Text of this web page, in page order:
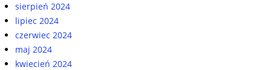
sierpień 2024
lipiec 2024
czerwiec 2024
maj 2024
kwiecień 2024